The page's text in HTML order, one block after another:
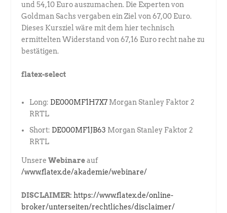
und 54,10 Euro auszumachen. Die Experten von
Goldman Sachs vergaben ein Ziel von 67,00 Euro.
Dieses Kursziel wäre mit dem hier technisch
ermittelten Widerstand von 67,16 Euro recht nahe zu
bestätigen.
flatex-select
Long: DE000MF1H7X7 Morgan Stanley Faktor 2
RRTL
Short: DE000MF1JB63 Morgan Stanley Faktor 2
RRTL
UnsereWebinareauf
/www.flatex.de/akademie/webinare/
DISCLAIMER: https://www.flatex.de/online-
broker/unterseiten/rechtliches/disclaimer/